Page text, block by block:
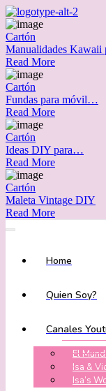
Cartón
Manualidades
Read More
Cartón
Fundas para móvil…
Read More
Cartón
Ideas DIY para…
Read More
Cartón
Maleta Vintage DIY
Read More
Home
Quien Soy?
Canales
El
Isa &
Isa’s